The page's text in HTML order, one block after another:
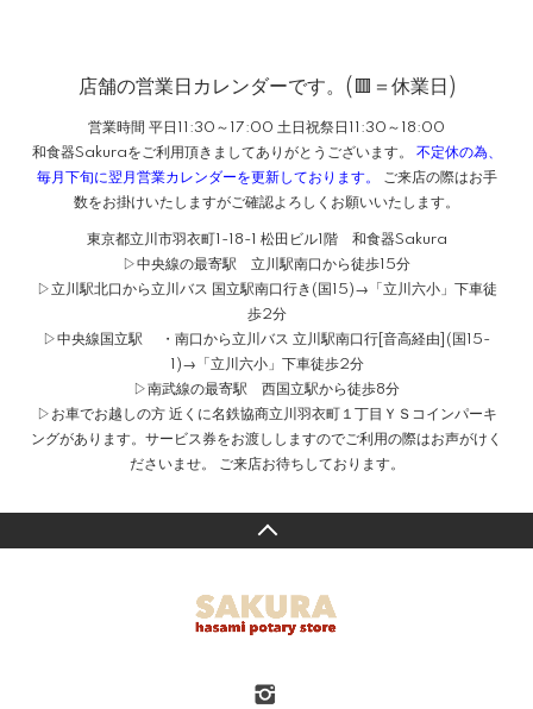
店舗の営業日カレンダーです。(🟥＝休業日)
営業時間 平日11:30～17:00 土日祝祭日11:30～18:00
和食器Sakuraをご利用頂きましてありがとうございます。 不定休の為、
毎月下旬に翌月営業カレンダーを更新しております。
ご来店の際はお手
数をお掛けいたしますがご確認よろしくお願いいたします。
東京都立川市羽衣町1-18-1 松田ビル1階 和食器Sakura
▷中央線の最寄駅 立川駅南口から徒歩15分
▷立川駅北口から立川バス 国立駅南口行き(国15)→「立川六小」下車徒
歩2分
▷中央線国立駅 ・南口から立川バス 立川駅南口行[音高経由](国15-
1)→「立川六小」下車徒歩2分
▷南武線の最寄駅 西国立駅から徒歩8分
▷お車でお越しの方 近くに名鉄協商立川羽衣町１丁目ＹＳコインパーキ
ングがあります。サービス券をお渡ししますのでご利用の際はお声がけく
ださいませ。 ご来店お待ちしております。